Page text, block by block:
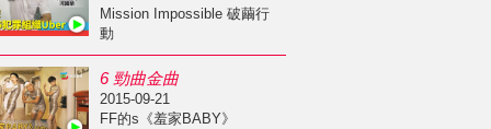
Mission Impossible 破繭行
動
6 勁曲金曲
2015-09-21
FF的s《羞家BABY》